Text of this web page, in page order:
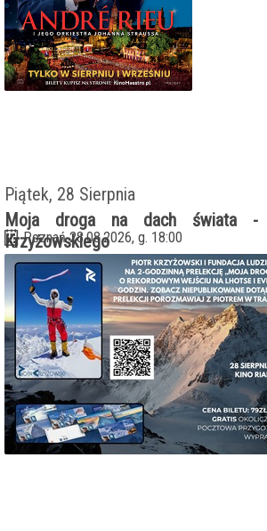
Piątek, 28 Sierpnia
Moja droga na dach świata -
Krzyżowskiego
Poznań 28.08.2026, g. 18:00